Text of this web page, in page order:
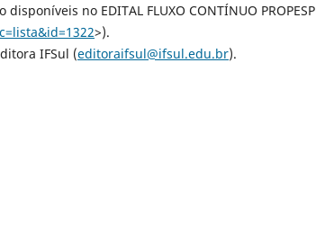
no EDITAL FLUXO CONTÍNUO PROPESP
>).
IFSul (editoraifsul@ifsul.edu.br).